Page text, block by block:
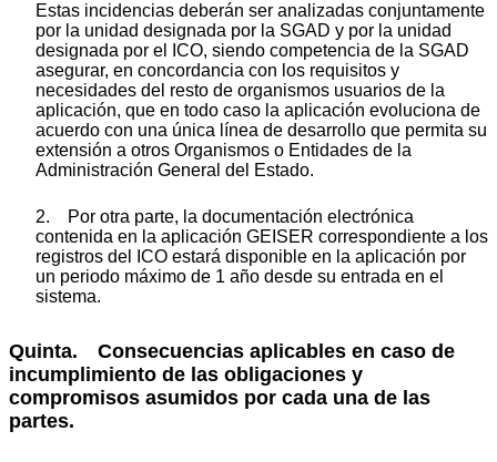
Estas incidencias deberán ser analizadas conjuntamente
por la unidad designada por la SGAD y por la unidad
designada por el ICO, siendo competencia de la SGAD
asegurar, en concordancia con los requisitos y
necesidades del resto de organismos usuarios de la
aplicación, que en todo caso la aplicación evoluciona de
acuerdo con una única línea de desarrollo que permita su
extensión a otros Organismos o Entidades de la
Administración General del Estado.
2. Por otra parte, la documentación electrónica
contenida en la aplicación GEISER correspondiente a los
registros del ICO estará disponible en la aplicación por
un periodo máximo de 1 año desde su entrada en el
sistema.
Quinta. Consecuencias aplicables en caso de
incumplimiento de las obligaciones y
compromisos asumidos por cada una de las
partes.